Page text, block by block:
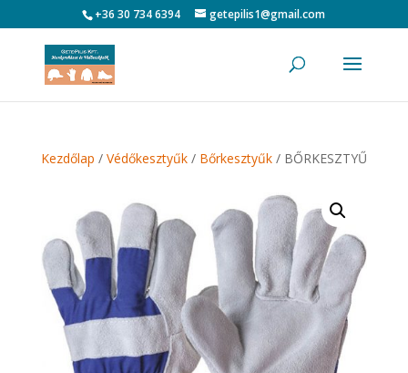
+36 30 734 6394 getepilis1@gmail.com
Kezdőlap / Védőkesztyűk/ Bőrkesztyűk/ BŐRKESZTYŰ